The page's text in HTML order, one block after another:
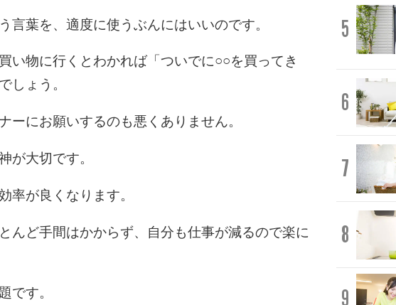
言葉を、適度に使うぶんにはいいのです。
い物に行くとわかれば「ついでに○○を買ってき
しょう。
ーにお願いするのも悪くありません。
が大切です。
率が良くなります。
んど手間はかからず、自分も仕事が減るので楽に
です。
5
6
7
8
9